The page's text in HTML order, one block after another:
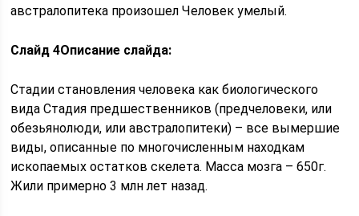
австралопитека произошел Человек умелый.
Слайд 4Описание слайда:
Стадии становления человека как биологического
вида Стадия предшественников (предчеловеки, или
обезьянолюди, или австралопитеки) – все вымершие
виды, описанные по многочисленным находкам
ископаемых остатков скелета. Масса мозга – 650г.
Жили примерно 3 млн лет назад.